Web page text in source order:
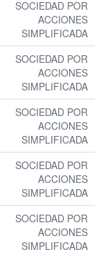
SOCIEDAD POR
ACCIONES
SIMPLIFICADA
SOCIEDAD POR
ACCIONES
SIMPLIFICADA
SOCIEDAD POR
ACCIONES
SIMPLIFICADA
SOCIEDAD POR
ACCIONES
SIMPLIFICADA
SOCIEDAD POR
ACCIONES
SIMPLIFICADA